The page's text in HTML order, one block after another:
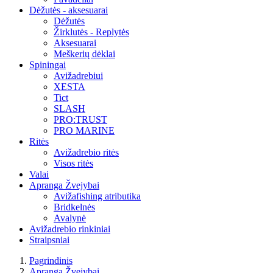
Dėžutės - aksesuarai
Dėžutės
Žirklutės - Replytės
Aksesuarai
Meškerių dėklai
Spiningai
Avižadrebiui
XESTA
Tict
SLASH
PRO:TRUST
PRO MARINE
Ritės
Avižadrebio ritės
Visos ritės
Valai
Apranga Žvejybai
Avižafishing atributika
Bridkelnės
Avalynė
Avižadrebio rinkiniai
Straipsniai
Pagrindinis